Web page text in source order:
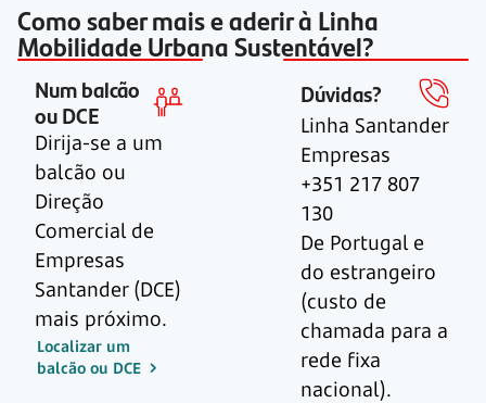
Como saber mais e aderir à Linha
Mobilidade Urbana Sustentável?
Num balcão
ou DCE
Dirija-se a um
balcão ou
Direção
Comercial de
Empresas
Santander (DCE)
mais próximo.
Localizar um
balcão ou DCE
Dúvidas?
Linha Santander
Empresas
+351 217 807
130
De Portugal e
do estrangeiro
(custo de
chamada para a
rede fixa
nacional).